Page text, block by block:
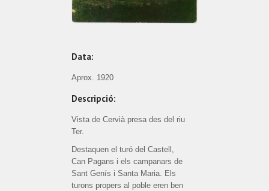
Data:
Aprox. 1920
Descripció:
Vista de Cervià presa des del riu
Ter.
Destaquen el turó del Castell,
Can Pagans i els campanars de
Sant Genís i Santa Maria. Els
turons propers al poble eren ben